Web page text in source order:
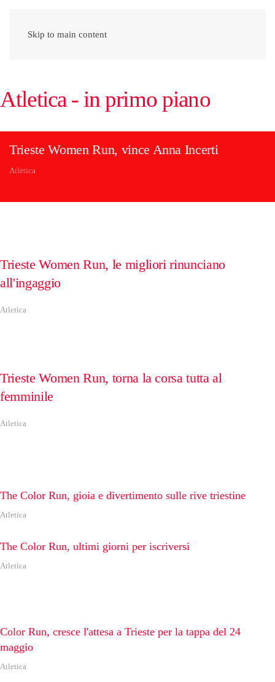
Skip to main content
Atletica - in primo piano
Trieste Women Run, vince Anna Incerti
Atletica
Trieste Women Run, le migliori rinunciano
all'ingaggio
Atletica
Trieste Women Run, torna la corsa tutta al
femminile
Atletica
The Color Run, gioia e divertimento sulle rive triestine
Atletica
The Color Run, ultimi giorni per iscriversi
Atletica
Color Run, cresce l'attesa a Trieste per la tappa del 24
maggio
Atletica